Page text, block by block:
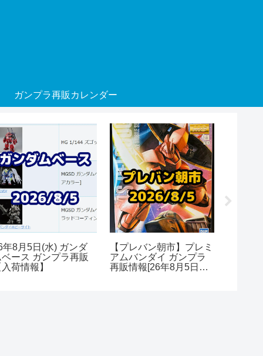
ガンプラ再販カレンダー
年8月5日(水) ガンダ
ベース ガンプラ再販
入荷情報】
【プレバン朝市】プレミ
アムバンダイ ガンプラ
再販情報[26年8月5日